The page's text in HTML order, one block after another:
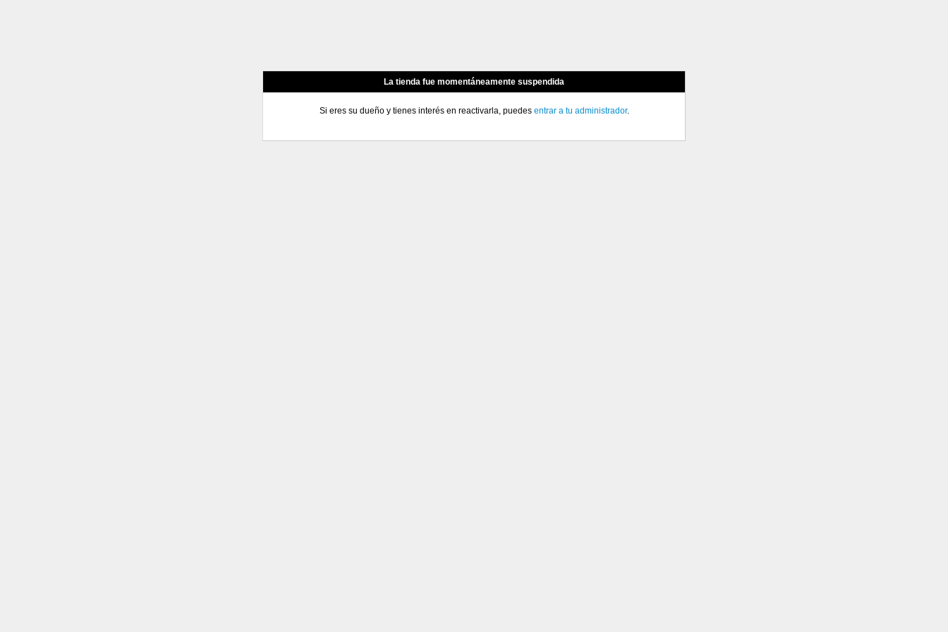
La tienda fue momentáneamente suspendida
Si eres su dueño y tienes interés en reactivarla, puedes entrar a tu administrador.